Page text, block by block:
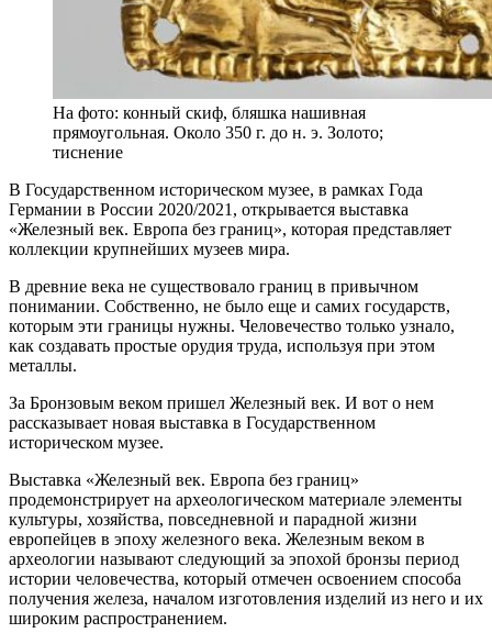
На фото: конный скиф, бляшка нашивная
прямоугольная. Около 350 г. до н. э. Золото;
тиснение
В Государственном историческом музее, в рамках Года
Германии в России 2020/2021, открывается выставка
«Железный век. Европа без границ», которая представляет
коллекции крупнейших музеев мира.
В древние века не существовало границ в привычном
понимании. Собственно, не было еще и самих государств,
которым эти границы нужны. Человечество только узнало,
как создавать простые орудия труда, используя при этом
металлы.
За Бронзовым веком пришел Железный век. И вот о нем
рассказывает новая выставка в Государственном
историческом музее.
Выставка «Железный век. Европа без границ»
продемонстрирует на археологическом материале элементы
культуры, хозяйства, повседневной и парадной жизни
европейцев в эпоху железного века. Железным веком в
археологии называют следующий за эпохой бронзы период
истории человечества, который отмечен освоением способа
получения железа, началом изготовления изделий из него и их
широким распространением.